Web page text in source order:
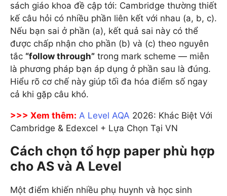
sách giáo khoa đề cập tới: Cambridge thường thiết
kế câu hỏi có nhiều phần liên kết với nhau (a, b, c).
Nếu bạn sai ở phần (a), kết quả sai này có thể
được chấp nhận cho phần (b) và (c) theo nguyên
tắc “follow through” trong mark scheme — miễn
là phương pháp bạn áp dụng ở phần sau là đúng.
Hiểu rõ cơ chế này giúp tối đa hóa điểm số ngay
cả khi gặp câu khó.
>>> Xem thêm: A Level AQA 2026: Khác Biệt Với
Cambridge & Edexcel + Lựa Chọn Tại VN
Cách chọn tổ hợp paper phù hợp
cho AS và A Level
Một điểm khiến nhiều phụ huynh và học sinh